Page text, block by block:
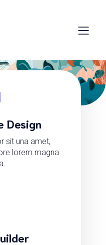
Design
sit una amet,
lorem magna